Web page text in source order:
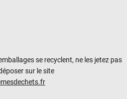
se recyclent, ne les jetez pas
sur le site